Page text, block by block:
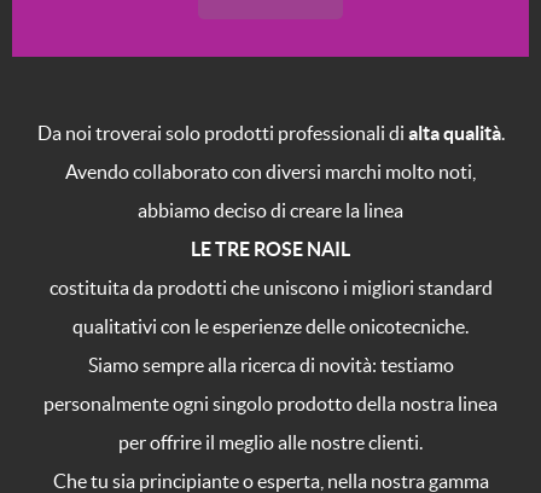
Da noi troverai solo prodotti professionali di alta qualità.
Avendo collaborato con diversi marchi molto noti,
abbiamo deciso di creare la linea
LE TRE ROSE NAIL
costituita da prodotti che uniscono i migliori standard
qualitativi con le esperienze delle onicotecniche.
Siamo sempre alla ricerca di novità: testiamo
personalmente ogni singolo prodotto della nostra linea
per offrire il meglio alle nostre clienti.
Che tu sia principiante o esperta, nella nostra gamma